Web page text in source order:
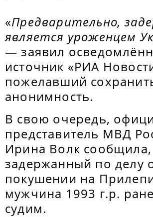
«Предварительно,
является уроженцем
— заявил
источник «РИА
пожелавший
анонимность.
В свою очередь,
представитель МВД
Ирина Волк сообщила,
задержанный по делу
покушении на
мужчина 1993 г.р.
судим.